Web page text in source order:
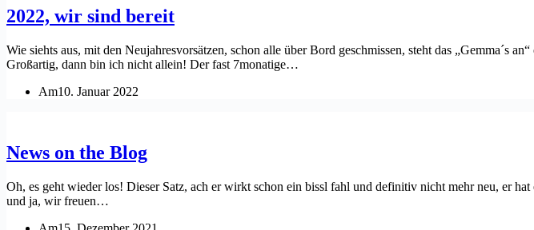
2022, wir sind bereit
Wie siehts aus, mit den Neujahresvorsätzen, schon alle über Bord geschmissen, steht das „Gemma´s
Großartig, dann bin ich nicht allein! Der fast 7monatige…
Am10. Januar 2022
News on the Blog
Oh, es geht wieder los! Dieser Satz, ach er wirkt schon ein bissl fahl und definitiv nicht mehr neu, er
und ja, wir freuen…